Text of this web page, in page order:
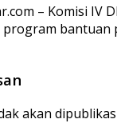
– Komisi IV
program bantuan
akan